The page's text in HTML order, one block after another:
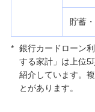
カードロー
規制や審査
銀行カード
受ける際の
キャッシン
貯蓄
* 銀行カードローン
する家計」は上位5
紹介しています。
とがあります。